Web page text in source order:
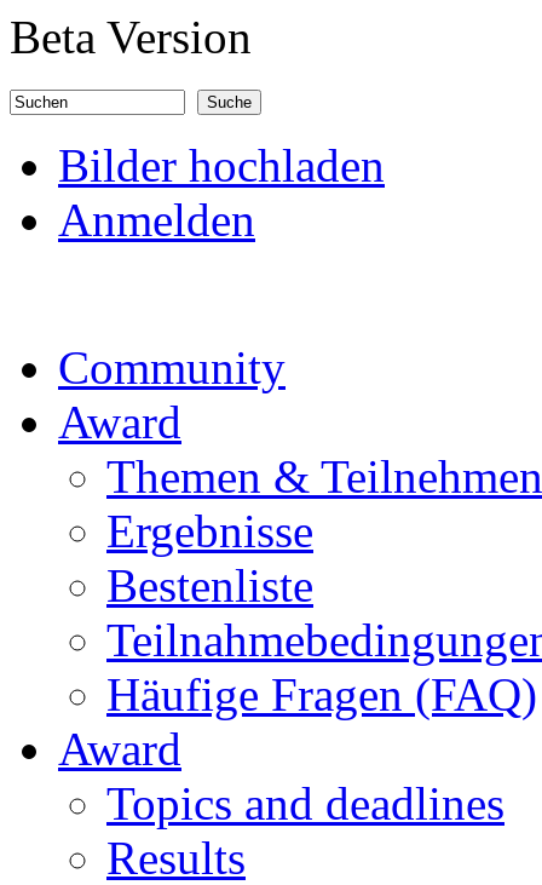
Direkt zum Inhalt
Beta Version
Suchformular
Bilder hochladen
Anmelden
Community
Award
Themen & Teilnehmen
Ergebnisse
Bestenliste
Häufige Fragen (FAQ)
Award
Topics and deadlines
Results